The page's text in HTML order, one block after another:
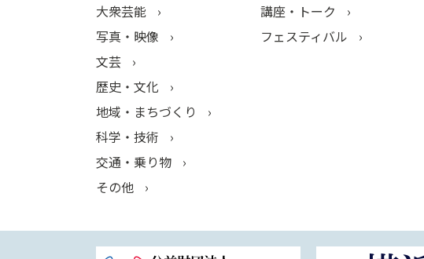
大衆芸能
写真・映像
文芸
歴史・文化
地域・まちづくり
科学・技術
交通・乗り物
その他
講座・トーク
フェスティバル